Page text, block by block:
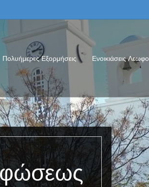
Πολυήμερες Εξορμήσεις Ενοικιάσεις